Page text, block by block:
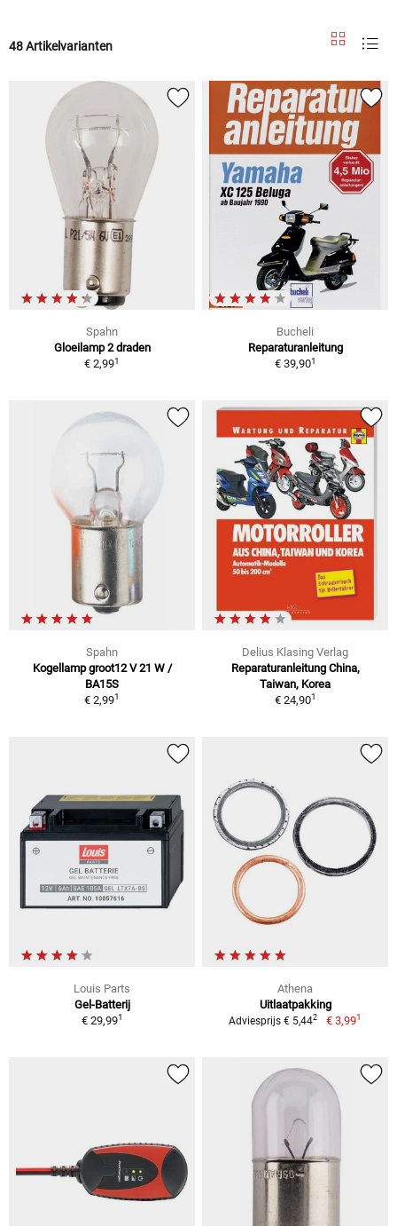
48 Artikelvarianten
Spahn
Gloeilamp 2 draden
€ 2,991
Bucheli
Reparaturanleitung
€ 39,901
Spahn
Kogellamp groot12 V 21 W /
BA15S
€ 2,991
Delius Klasing Verlag
Reparaturanleitung China,
Taiwan, Korea
€ 24,901
Louis Parts
Gel-Batterij
€ 29,991
Athena
Uitlaatpakking
Adviesprijs € 5,442 € 3,991